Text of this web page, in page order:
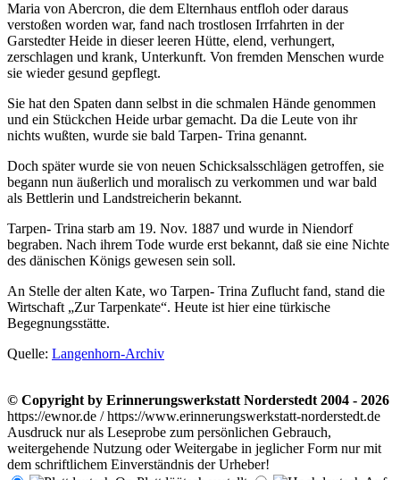
Maria von Abercron, die dem Elternhaus entfloh oder daraus
verstoßen worden war, fand nach trostlosen Irrfahrten in der
Garstedter Heide in dieser leeren Hütte, elend, verhungert,
zerschlagen und krank, Unterkunft. Von fremden Menschen wurde
sie wieder gesund gepflegt.
Sie hat den Spaten dann selbst in die schmalen Hände genommen
und ein Stückchen Heide urbar gemacht. Da die Leute von ihr
nichts wußten, wurde sie bald Tarpen- Trina genannt.
Doch später wurde sie von neuen Schicksalsschlägen getroffen, sie
begann nun äußerlich und moralisch zu verkommen und war bald
als Bettlerin und Landstreicherin bekannt.
Tarpen- Trina starb am 19. Nov. 1887 und wurde in Niendorf
begraben. Nach ihrem Tode wurde erst bekannt, daß sie eine Nichte
des dänischen Königs gewesen sein soll.
An Stelle der alten Kate, wo Tarpen- Trina Zuflucht fand, stand die
Wirtschaft Zur Tarpenkate . Heute ist hier eine türkische
Begegnungsstätte.
Quelle: Langenhorn-Archiv
© Copyright by Erinnerungswerkstatt Norderstedt 2004 - 2026
https://ewnor.de / https://www.erinnerungswerkstatt-norderstedt.de
Ausdruck nur als Leseprobe zum persönlichen Gebrauch,
weitergehende Nutzung oder Weitergabe in jeglicher Form nur mit
dem schriftlichem Einverständnis der Urheber!